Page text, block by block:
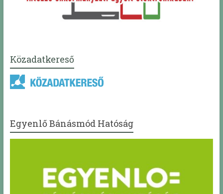
Közadatkereső
Egyenlő Bánásmód Hatóság